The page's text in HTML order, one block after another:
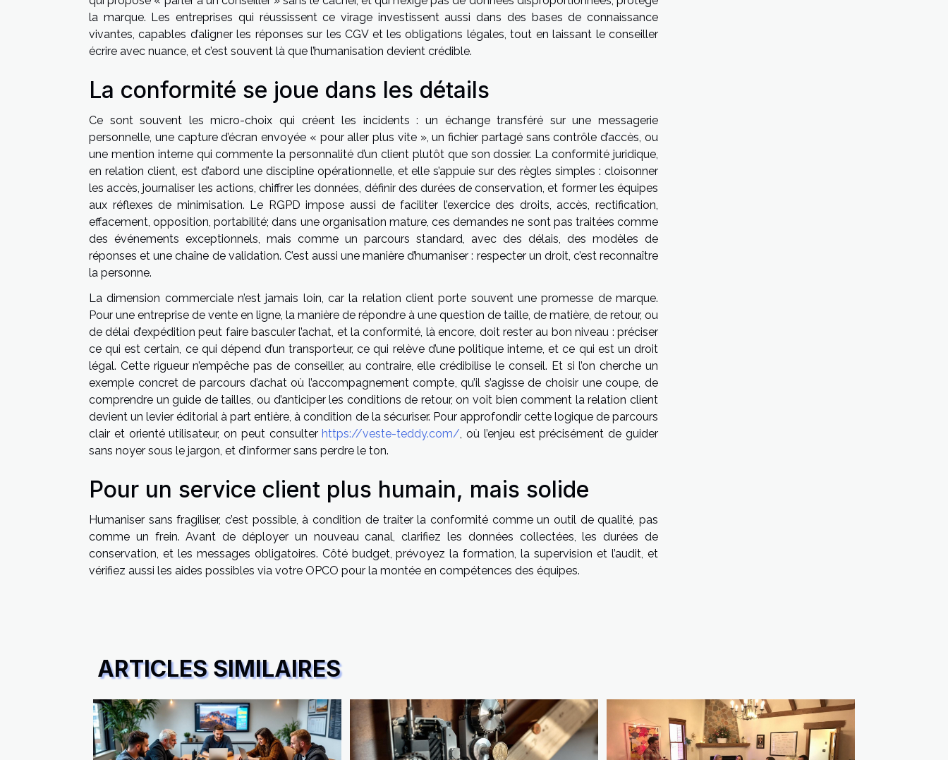
la marque. Les entreprises qui réussissent ce virage investissent aussi dans des bases de connaissance
vivantes, capables d’aligner les réponses sur les CGV et les obligations légales, tout en laissant le conseiller
écrire avec nuance, et c’est souvent là que l’humanisation devient crédible.
La conformité se joue dans les détails
Ce sont souvent les micro-choix qui créent les incidents : un échange transféré sur une messagerie
personnelle, une capture d’écran envoyée « pour aller plus vite », un fichier partagé sans contrôle d’accès, ou
une mention interne qui commente la personnalité d’un client plutôt que son dossier. La conformité juridique,
en relation client, est d’abord une discipline opérationnelle, et elle s’appuie sur des règles simples : cloisonner
les accès, journaliser les actions, chiffrer les données, définir des durées de conservation, et former les équipes
aux réflexes de minimisation. Le RGPD impose aussi de faciliter l’exercice des droits, accès, rectification,
effacement, opposition, portabilité; dans une organisation mature, ces demandes ne sont pas traitées comme
des événements exceptionnels, mais comme un parcours standard, avec des délais, des modèles de
réponses et une chaîne de validation. C’est aussi une manière d’humaniser : respecter un droit, c’est reconnaître
la personne.
La dimension commerciale n’est jamais loin, car la relation client porte souvent une promesse de marque.
Pour une entreprise de vente en ligne, la manière de répondre à une question de taille, de matière, de retour, ou
de délai d’expédition peut faire basculer l’achat, et la conformité, là encore, doit rester au bon niveau : préciser
ce qui est certain, ce qui dépend d’un transporteur, ce qui relève d’une politique interne, et ce qui est un droit
légal. Cette rigueur n’empêche pas de conseiller, au contraire, elle crédibilise le conseil. Et si l’on cherche un
exemple concret de parcours d’achat où l’accompagnement compte, qu’il s’agisse de choisir une coupe, de
comprendre un guide de tailles, ou d’anticiper les conditions de retour, on voit bien comment la relation client
devient un levier éditorial à part entière, à condition de la sécuriser. Pour approfondir cette logique de parcours
clair et orienté utilisateur, on peut consulterhttps://veste-teddy.com/, où l’enjeu est précisément de guider
sans noyer sous le jargon, et d’informer sans perdre le ton.
Pour un service client plus humain, mais solide
Humaniser sans fragiliser, c’est possible, à condition de traiter la conformité comme un outil de qualité, pas
comme un frein. Avant de déployer un nouveau canal, clarifiez les données collectées, les durées de
conservation, et les messages obligatoires. Côté budget, prévoyez la formation, la supervision et l’audit, et
vérifiez aussi les aides possibles via votre OPCO pour la montée en compétences des équipes.
ARTICLES SIMILAIRES